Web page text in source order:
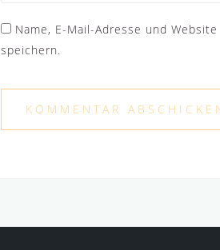
Name, E-Mail-Adresse und
speichern.